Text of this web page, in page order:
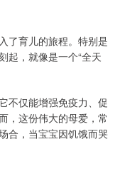
了育儿的旅程。特别是
起，就像是一个“全天
不仅能增强免疫力、促
，这份伟大的母爱，常
合，当宝宝因饥饿而哭